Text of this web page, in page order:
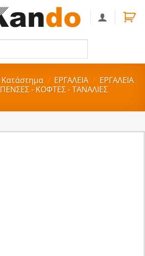
Κατάστημα / ΕΡΓΑΛΕΙΑ / ΕΡΓΑΛΕΙΑ
ΠΕΝΣΕΣ - ΚΟΦΤΕΣ - ΤΑΝΑΛΙΕΣ